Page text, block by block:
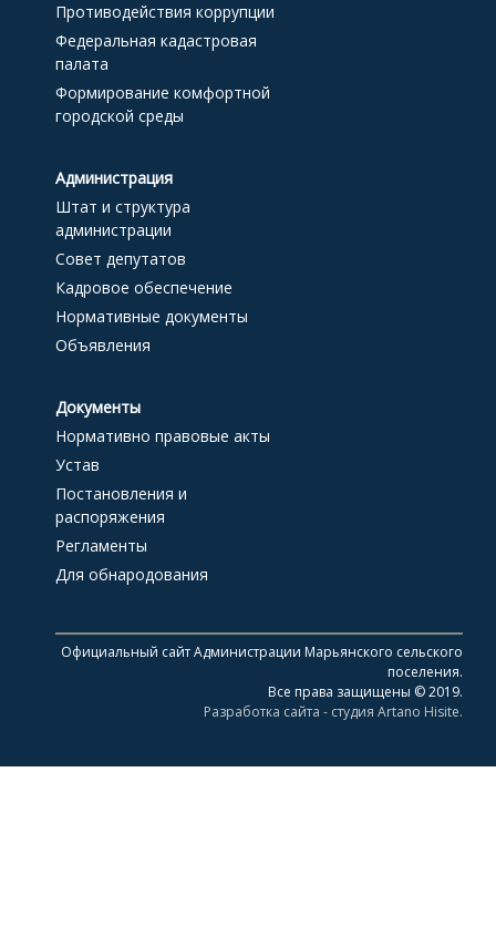
Противодействия коррупции
Федеральная кадастровая
палата
Формирование комфортной
городской среды
Администрация
Штат и структура
администрации
Совет депутатов
Кадровое обеспечение
Нормативные документы
Объявления
Документы
Нормативно правовые акты
Устав
Постановления и
распоряжения
Регламенты
Для обнародования
Официальный сайт Администрации Марьянского сельского
поселения.
Все права защищены © 2019.
Разработка сайта - студия Artano Hisite.